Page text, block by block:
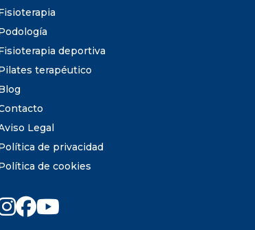
deportiva
terapéutico
Legal
de privacidad
de cookies